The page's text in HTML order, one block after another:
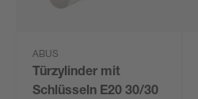
ABUS
Türzylinder mit
Schlüsseln E20 30/30